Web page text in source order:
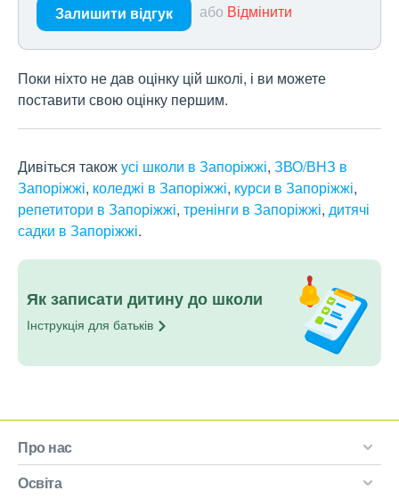
Залишити відгук або Відмінити
Поки ніхто не дав оцінку цій школі, і ви можете
поставити свою оцінку першим.
Дивіться такожусі школи в Запоріжжі, ЗВО/ВНЗ в
Запоріжжі, коледжі в Запоріжжі, курси в Запоріжжі,
репетитори в Запоріжжі, тренінги в Запоріжжі, дитячі
садки в Запоріжжі.
Як записати дитину до школи
Інструкція для батьків
Про нас
Освіта